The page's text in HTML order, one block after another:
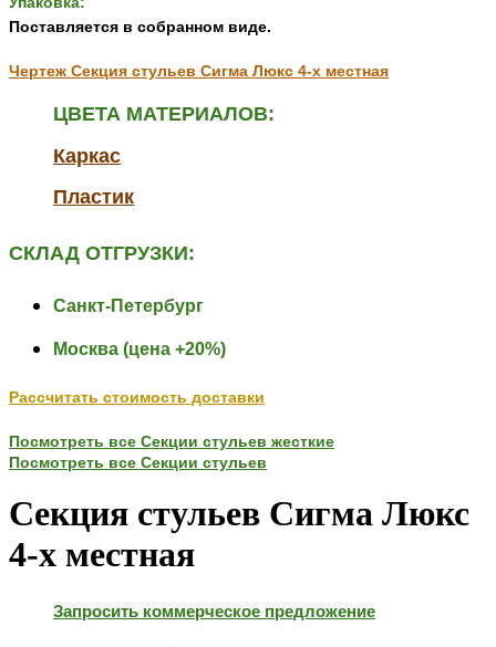
Поставляется в собранном виде.
Чертеж Секция стульев Сигма Люкс 4-х местная
ЦВЕТА МАТЕРИАЛОВ:
Каркас
Пластик
СКЛАД ОТГРУЗКИ:
Санкт-Петербург
Москва (цена +20%)
Рассчитать стоимость доставки
Посмотреть все Секции стульев жесткие
Посмотреть все Секции стульев
Секция стульев Сигма Люкс
4-х местная
Запросить коммерческое предложение